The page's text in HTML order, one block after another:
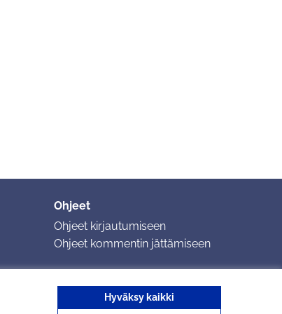
Hyväksy kaikki
Ohjeet
Ohjeet kirjautumiseen
Ohjeet kommentin jättämiseen